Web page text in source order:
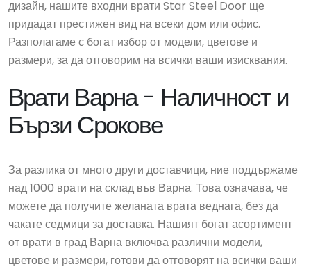
дизайн, нашите входни врати Star Steel Door ще
придадат престижен вид на всеки дом или офис.
Разполагаме с богат избор от модели, цветове и
размери, за да отговорим на всички ваши изисквания.
Врати Варна - Наличност и
Бързи Срокове
За разлика от много други доставчици, ние поддържаме
над 1000 врати на склад във Варна. Това означава, че
можете да получите желаната врата веднага, без да
чакате седмици за доставка. Нашият богат асортимент
от врати в град Варна включва различни модели,
цветове и размери, готови да отговорят на всички ваши